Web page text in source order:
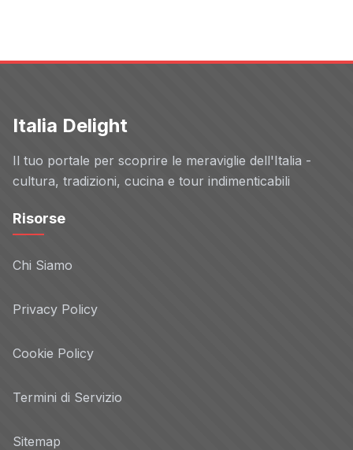
Italia Delight
Il tuo portale per scoprire le meraviglie dell'Italia -
cultura, tradizioni, cucina e tour indimenticabili
Risorse
Chi Siamo
Privacy Policy
Cookie Policy
Termini di Servizio
Sitemap